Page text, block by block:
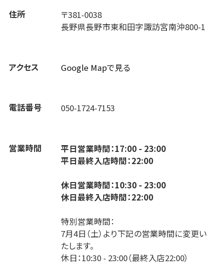
住所
〒381-0038
長野県長野市東和田字諏訪宮南沖800-1
アクセス Google Mapで見る
電話番号 050-1724-7153
営業時間
平日営業時間：17:00 - 23:00
平日最終入店時間：22:00
休日営業時間：10:30 - 23:00
休日最終入店時間：22:00
特別営業時間：
7月4日（土）より下記の営業時間に変更い
たします。
休日：10:30 - 23:00（最終入店22:00）